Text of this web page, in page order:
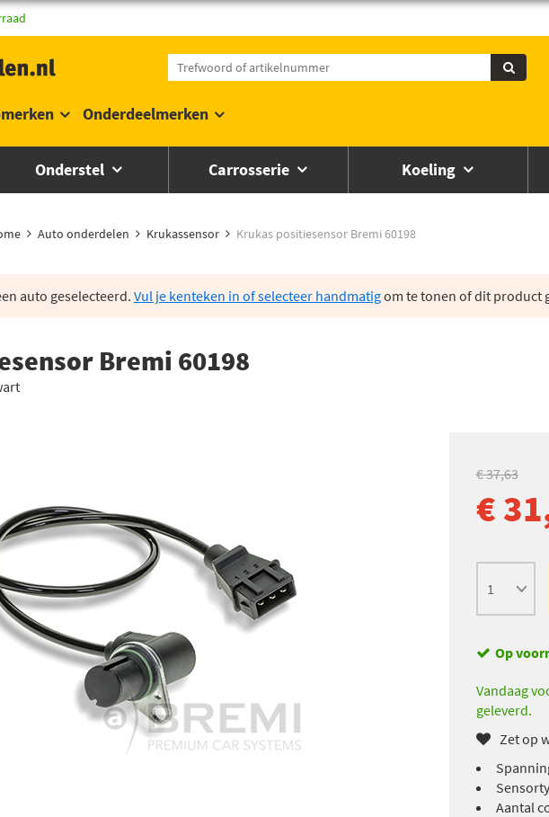
*
Onderdeelmerken
Onderstel Carrosserie Koeling
Auto onderdelen Krukassensor Krukas positiesensor Bremi 60198
auto geselecteerd. Vul je kenteken in of selecteer handmatigom te tonen of dit product
Bremi 60198
€ 37,63
€
Op
Vandaag
geleverd.
Zet op
Aantal